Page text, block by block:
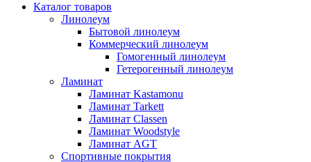
Каталог товаров
Линолеум
Бытовой линолеум
Коммерческий линолеум
Гомогенный линолеум
Гетерогенный линолеум
Ламинат
Ламинат Kastamonu
Ламинат Tarkett
Ламинат Classen
Ламинат Woodstyle
Ламинат AGT
Спортивные покрытия